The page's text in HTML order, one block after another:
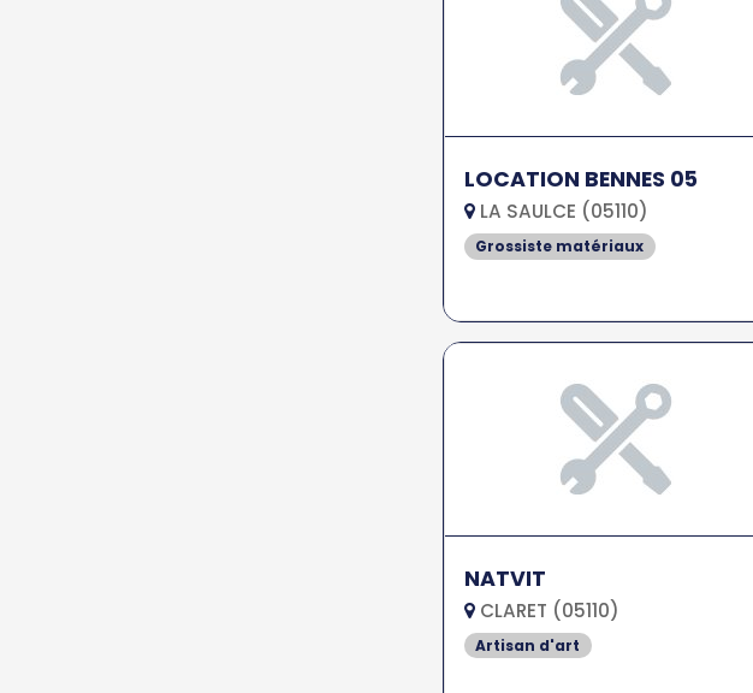
LOCATION BENNES 05
LA SAULCE (05110)
Grossiste matériaux
NATVIT
CLARET (05110)
Artisan d'art